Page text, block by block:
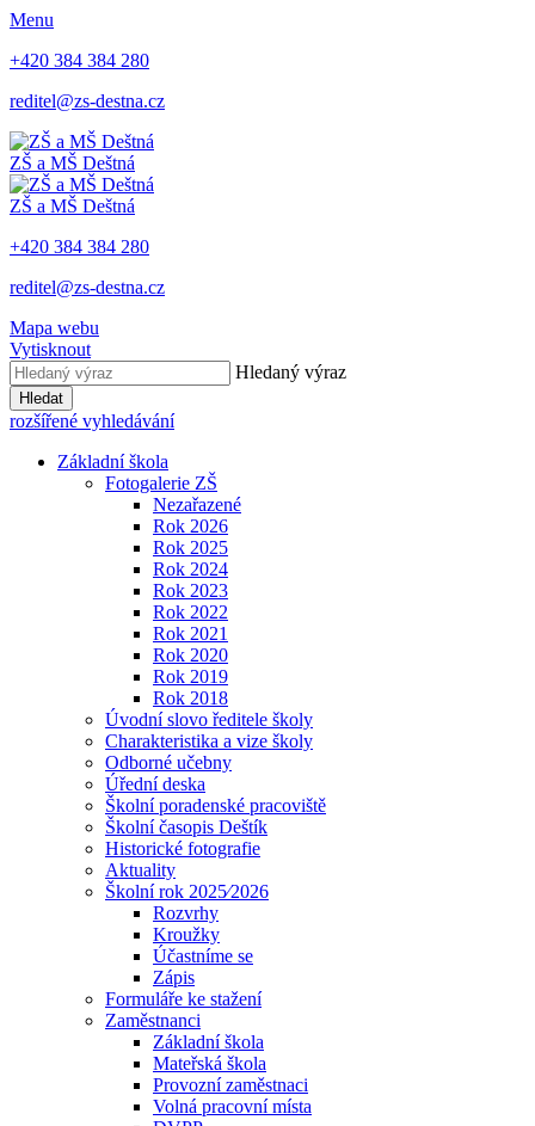
Menu
+420 384 384 280
reditel@zs-destna.cz
ZŠ a MŠ Deštná
ZŠ a MŠ Deštná
+420 384 384 280
reditel@zs-destna.cz
Mapa webu
Vytisknout
Hledaný výraz
Hledat
rozšířené vyhledávání
Základní škola
Fotogalerie ZŠ
Nezařazené
Rok 2026
Rok 2025
Rok 2024
Rok 2023
Rok 2022
Rok 2021
Rok 2020
Rok 2019
Rok 2018
Úvodní slovo ředitele školy
Charakteristika a vize školy
Odborné učebny
Úřední deska
Školní poradenské pracoviště
Školní časopis Deštík
Historické fotografie
Aktuality
Školní rok 2025⁄2026
Rozvrhy
Kroužky
Účastníme se
Zápis
Formuláře ke stažení
Zaměstnanci
Základní škola
Mateřská škola
Provozní zaměstnaci
Volná pracovní místa